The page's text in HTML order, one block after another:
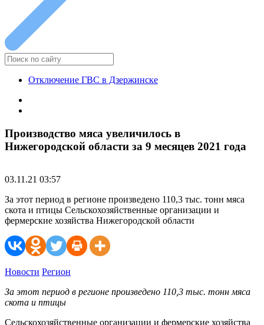
Отключение ГВС в Дзержинске
Производство мяса увеличилось в
Нижегородской области за 9 месяцев 2021 года
03.11.21 03:57
За этот период в регионе произведено 110,3 тыс. тонн мяса
скота и птицы Сельскохозяйственные организации и
фермерские хозяйства Нижегородской области
Новости Регион
За этот период в регионе произведено 110,3 тыс. тонн мяса
скота и птицы
Сельскохозяйственные организации и фермерские хозяйства